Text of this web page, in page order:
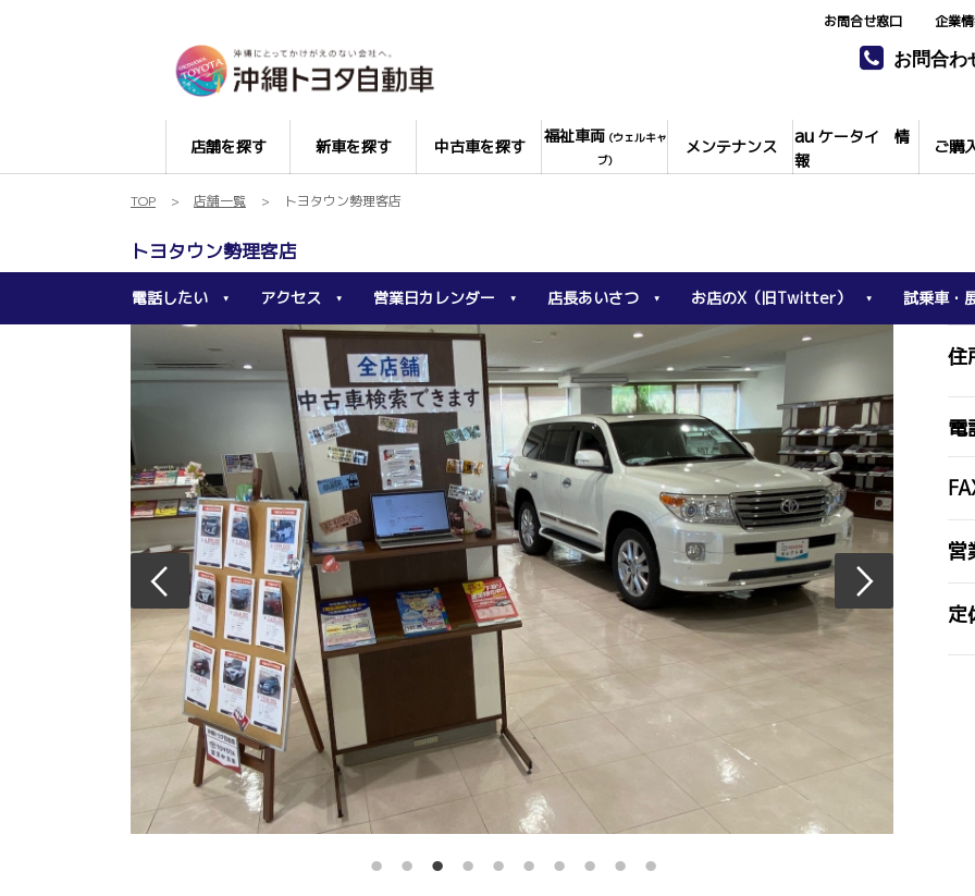
お問合わ
店舗を探す 新車を探す 中古車を探す
福祉車両(ウェルキャ
ブ)
メンテナンス auケータイ 情
報
ご購
お問合せ窓口 企業
TOP 店舗一覧 トヨタウン勢理客店
トヨタウン勢理客店
電話したい アクセス 営業日カレンダー 店長あいさつ お店のX（旧Twitter） 試乗車・
住
電
営
定